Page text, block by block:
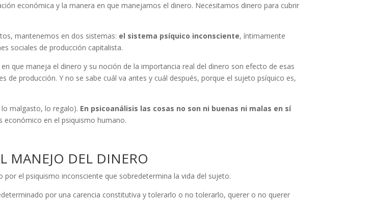
económica y la manera en que manejamos el dinero. Necesitamos dinero para cubrir
mantenemos en dos sistemas: el sistema psíquico inconsciente, íntimamente
sociales de producción capitalista.
que maneja el dinero y su noción de la importancia real del dinero son efecto de esas
de producción. Y no se sabe cuál va antes y cuál después, porque el sujeto psíquico es,
malgasto, lo regalo). En psicoanálisis las cosas no son ni buenas ni malas en sí
económico en el psiquismo humano.
MANEJO DEL DINERO
el psiquismo inconsciente que sobredetermina la vida del sujeto.
por una carencia constitutiva y tolerarlo o no tolerarlo, querer o no querer